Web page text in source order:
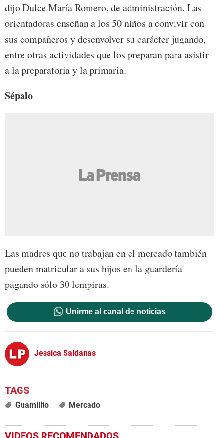
dijo Dulce María Romero, de administración. Las
orientadoras enseñan a los 50 niños a convivir con
sus compañeros y desenvolver su carácter jugando,
entre otras actividades que los preparan para asistir
a la preparatoria y la primaria.
Sépalo
Las madres que no trabajan en el mercado también
pueden matricular a sus hijos en la guardería
pagando sólo 30 lempiras.
Unirme al canal de noticias
Jessica Saldanas
Guamilito Mercado